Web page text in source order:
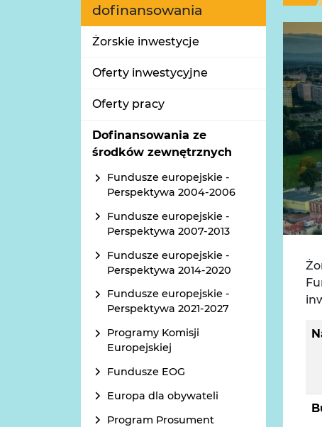
dofinansowania
Żorskie inwestycje
Oferty inwestycyjne
Oferty pracy
Dofinansowania ze
środków zewnętrznych
Fundusze europejskie -
Perspektywa 2004-2006
Fundusze europejskie -
Perspektywa 2007-2013
Fundusze europejskie -
Perspektywa 2014-2020
Fundusze europejskie -
Perspektywa 2021-2027
Programy Komisji
Europejskiej
Fundusze EOG
Europa dla obywateli
Program Prosument